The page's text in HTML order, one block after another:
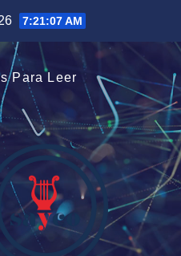
7:21:08 AM
Para Leer